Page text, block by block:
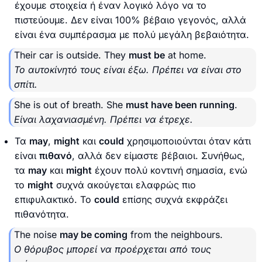
έχουμε στοιχεία ή έναν λογικό λόγο να το
πιστεύουμε. Δεν είναι 100% βέβαιο γεγονός, αλλά
είναι ένα συμπέρασμα με πολύ μεγάλη βεβαιότητα.
Their car is outside. They must be at home.
Το αυτοκίνητό τους είναι έξω. Πρέπει να είναι στο
σπίτι.
She is out of breath. She must have been running.
Είναι λαχανιασμένη. Πρέπει να έτρεχε.
Τα may, might και could χρησιμοποιούνται όταν κάτι
είναι πιθανό, αλλά δεν είμαστε βέβαιοι. Συνήθως,
τα may και might έχουν πολύ κοντινή σημασία, ενώ
το might συχνά ακούγεται ελαφρώς πιο
επιφυλακτικό. Το could επίσης συχνά εκφράζει
πιθανότητα.
The noise may be coming from the neighbours.
Ο θόρυβος μπορεί να προέρχεται από τους